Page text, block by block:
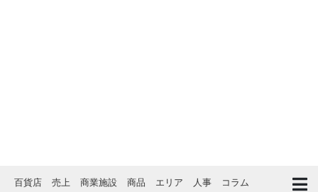
百貨店 売上 商業施設 商品 エリア 人事
コラム